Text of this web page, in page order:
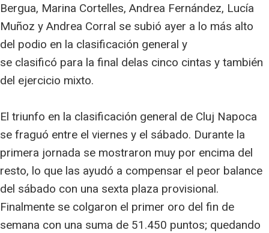
Bergua, Marina Cortelles, Andrea Fernández, Lucía
Muñoz y Andrea Corral se subió ayer a lo más alto
del podio en la clasificación general y
se clasificó para la final delas cinco cintas y también
del ejercicio mixto.
El triunfo en la clasificación general de Cluj Napoca
se fraguó entre el viernes y el sábado. Durante la
primera jornada se mostraron muy por encima del
resto, lo que las ayudó a compensar el peor balance
del sábado con una sexta plaza provisional.
Finalmente se colgaron el primer oro del fin de
semana con una suma de 51.450 puntos; quedando